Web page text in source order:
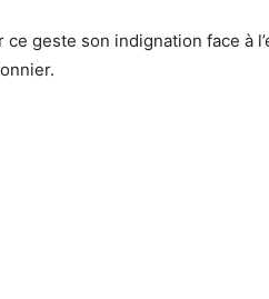
ce geste son indignation face à